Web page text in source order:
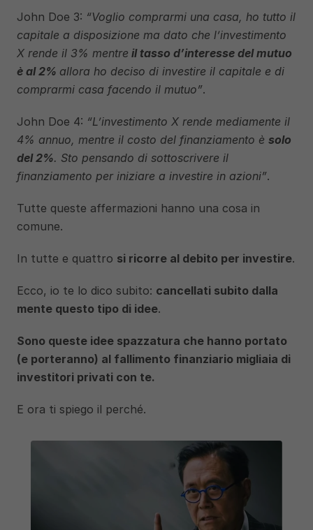
John Doe 3: “Voglio comprarmi una casa, ho tutto il
capitale a disposizione ma dato che l’investimento
X rende il 3% mentre il tasso d’interesse del mutuo
è al 2% allora ho deciso di investire il capitale e di
comprarmi casa facendo il mutuo”.
John Doe 4: “L’investimento X rende mediamente il
4% annuo, mentre il costo del finanziamento è solo
del 2%. Sto pensando di sottoscrivere il
finanziamento per iniziare a investire in azioni”.
Tutte queste affermazioni hanno una cosa in
comune.
In tutte e quattro si ricorre al debito per investire.
Ecco, io te lo dico subito: cancellati subito dalla
mente questo tipo di idee.
Sono queste idee spazzatura che hanno portato
(e porteranno) al fallimento finanziario migliaia di
investitori privati con te.
E ora ti spiego il perché.